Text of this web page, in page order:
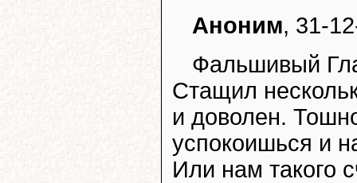
Аноним, 31-
Фальшивый
Стащил
и доволен.
успокоишься и
Или нам такого